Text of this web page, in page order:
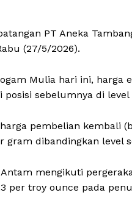
PT Aneka
(27/5/2026).
Mulia hari ini, harga
sebelumnya di level
pembelian kembali
gram dibandingkan level
mengikuti
per troy ounce pada